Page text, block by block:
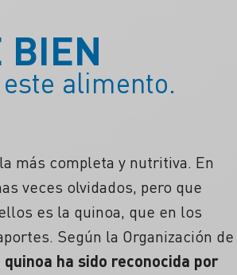
BIEN
alimento.
más completa y nutritiva. En
veces olvidados, pero que
es la quinoa, que en los
Según la Organización de
quinoa ha sido reconocida por